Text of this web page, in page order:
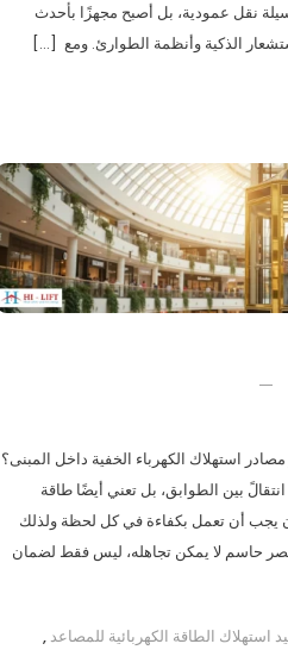
نقل عمودية، بل أصبح مجهزًا بأحدث
الذكية وأنظمة الطوارئ. ومع […]
استهلاك الكهرباء الخفية داخل المبنى؟
بين الطوابق، بل تعني أيضًا طاقة
يجب أن تعمل بكفاءة في كل لحظة ولذلك
حاسم لا يمكن تجاهله، ليس فقط لضمان
الطاقة الكهربائية للمصاعد ,